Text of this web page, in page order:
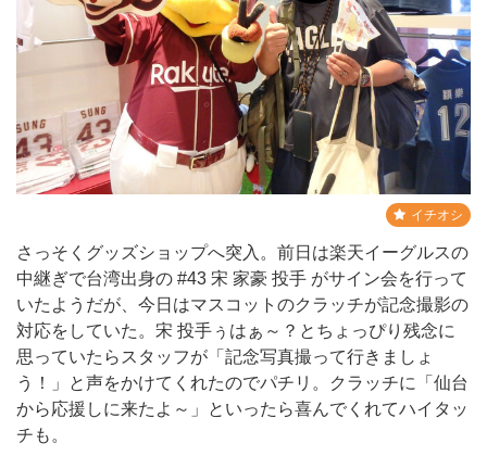
イチオシ
さっそくグッズショップへ突入。前日は楽天イーグルスの
中継ぎで台湾出身の #43 宋 家豪 投手 がサイン会を行って
いたようだが、今日はマスコットのクラッチが記念撮影の
対応をしていた。宋 投手ぅはぁ～？とちょっぴり残念に
思っていたらスタッフが「記念写真撮って行きましょ
う！」と声をかけてくれたのでパチリ。クラッチに「仙台
から応援しに来たよ～」といったら喜んでくれてハイタッ
チも。